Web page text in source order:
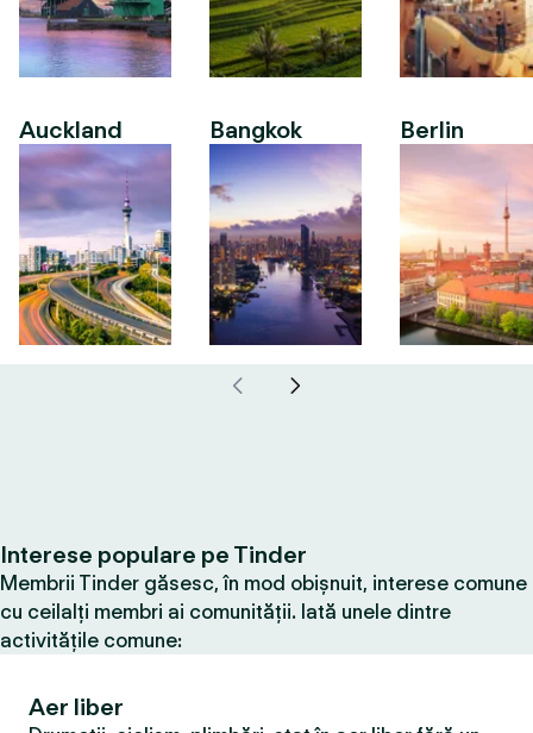
Auckland Bangkok Berlin
Interese populare pe Tinder
Membrii Tinder găsesc, în mod obișnuit, interese comune
cu ceilalți membri ai comunității. Iată unele dintre
activitățile comune:
Aer liber